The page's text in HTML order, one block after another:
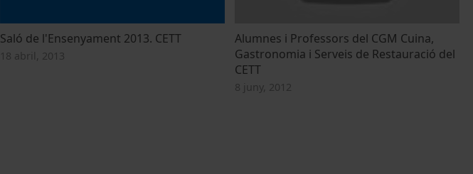
Saló de l'Ensenyament 2013. CETT
18 abril, 2013
Alumnes i Professors del CGM Cuina,
Gastronomia i Serveis de Restauració del
CETT
8 juny, 2012